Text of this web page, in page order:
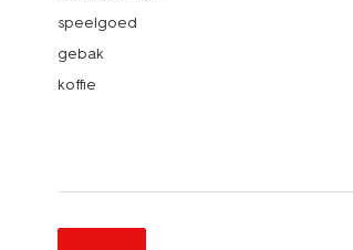
speelgoed
gebak
koffie